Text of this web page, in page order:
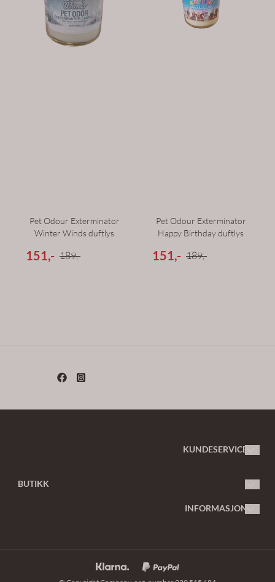
Pet Odour Exterminator
Winter Winds duftlys
151,- 189,-
Pet Odour Exterminator
Happy Birthday duftlys
151,- 189,-
KUNDESERVICE
BUTIKK
INFORMASJON